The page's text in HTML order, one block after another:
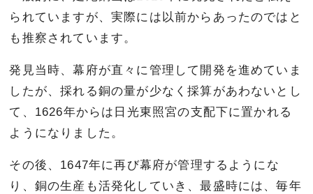
られていますが、実際には以前からあったのではと
も推察されています。
発見当時、幕府が直々に管理して開発を進めていま
したが、採れる銅の量が少なく採算があわないとし
て、1626年からは日光東照宮の支配下に置かれる
ようになりました。
その後、1647年に再び幕府が管理するようにな
り、銅の生産も活発化していき、最盛時には、毎年